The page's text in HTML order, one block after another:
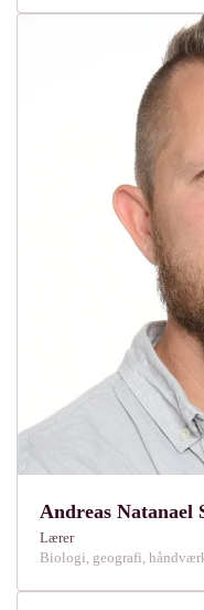
Andreas
Lærer
Biologi, geografi,